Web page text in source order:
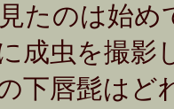
たのは始
成虫を撮影
下唇髭はど